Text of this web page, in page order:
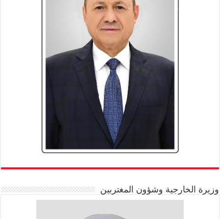
وزيرة الخارجية وشؤون المغتربين